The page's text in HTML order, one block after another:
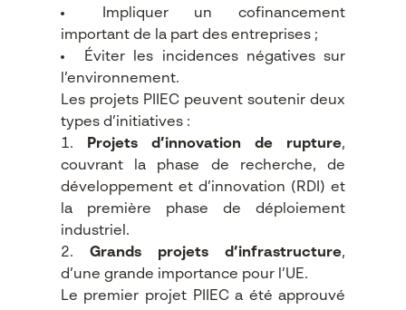
Impliquer un cofinancement
important de la part des entreprises ;
Éviter les incidences négatives sur
l’environnement.
Les projets PIIEC peuvent soutenir deux
types d’initiatives :
Projets d’innovation de rupture,
couvrant la phase de recherche, de
développement et d’innovation (RDI) et
la première phase de déploiement
industriel.
Grands projets d’infrastructure,
d’une grande importance pour l’UE.
Le premier projet PIIEC a été approuvé